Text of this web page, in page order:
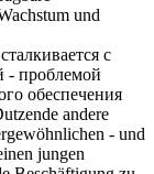
und
с
- проблемой
обеспечения
andere
- und
jungen